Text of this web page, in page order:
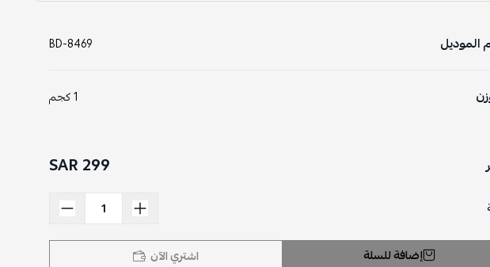
الموديل BD-8469
1 كجم
299 SAR
إضافة للسلة اشتري الآن